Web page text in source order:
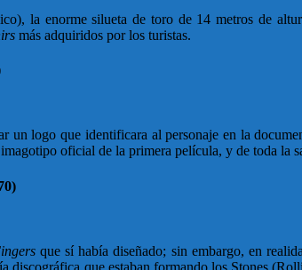
la enorme silueta de toro de 14 metros de
más adquiridos por los turistas.
un logo que identificara al personaje en la
oficial de la primera película, y de toda la
que sí había diseñado; sin embargo, en
que estaban formando los Stones